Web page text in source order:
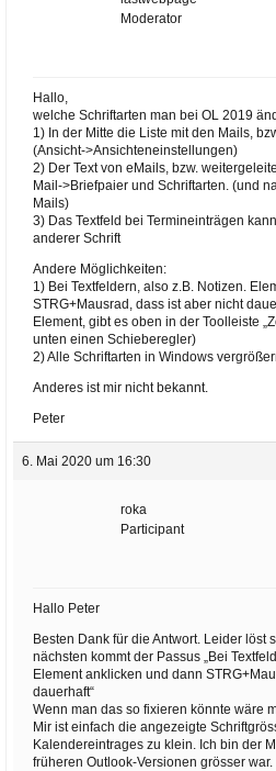
Moderator
Hallo,
welche Schriftarten man bei OL 2019
1) In der Mitte die Liste mit den Mails,
(Ansicht->Ansichteneinstellungen)
2) Der Text von eMails, bzw.
Mail->Briefpaier und Schriftarten. (und
Mails)
3) Das Textfeld bei Termineinträgen
anderer Schrift
Andere Möglichkeiten:
1) Bei Textfeldern, also z.B. Notizen.
STRG+Mausrad, dass ist aber nicht
Element, gibt es oben in der Toolleiste
unten einen Schieberegler)
2) Alle Schriftarten in Windows
Anderes ist mir nicht bekannt.
Peter
6. Mai 2020 um 16:30
roka
Participant
Hallo Peter
Besten Dank für die Antwort. Leider löst
nächsten kommt der Passus „Bei
Element anklicken und dann
dauerhaft“
Wenn man das so fixieren könnte wäre
Mir ist einfach die angezeigte
Kalendereintrages zu klein. Ich bin der
früheren Outlook-Versionen grösser war.